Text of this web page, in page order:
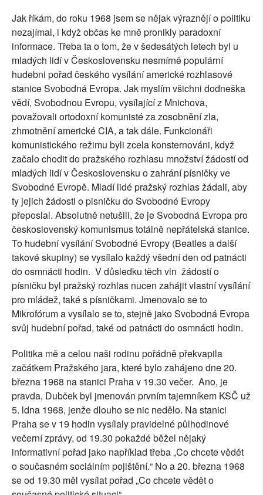
Jak říkám, do roku 1968 jsem se nějak výraznějí o politiku
nezajímal, i když občas ke mně pronikly paradoxní
informace. Třeba ta o tom, že v šedesátých letech byl u
mladých lidí v Československu nesmírně populární
hudebni pořad českého vysílání americké rozhlasové
stanice Svobodná Evropa. Jak myslím všichni dodneška
vědí, Svobodnou Evropu, vysílající z Mnichova,
považovali ortodoxní komunisté za zosobnění zla,
zhmotnění americké CIA, a tak dále. Funkcionáři
komunistického režimu byli zcela konsternováni, když
začalo chodit do pražského rozhlasu množství žádostí od
mladých lidí v Československu o zahrání písničky ve
Svobodné Evropě. Mladí lidé pražský rozhlas žádali, aby
ty jejich žádosti o pisničku do Svobodné Evropy
přeposlal. Absolutně netušili, že je Svobodná Evropa pro
československý komunismus totálně nepřátelská stanice.
To hudební vysílání Svobodné Evropy (Beatles a další
takové skupiny) se vysílalo každý všední den od patnácti
do osmnácti hodin. V důsledku těch vln žádostí o
písničku byl pražský rozhlas nucen zahájit vlastní vysílání
pro mládež, také s písničkami. Jmenovalo se to
Mikrofórum a vysílalo se to, stejně jako Svobodná Evropa
svůj hudební pořad, také od patnácti do osmnácti hodin.
Politika mě a celou naši rodinu pořádně překvapila
začátkem Pražského jara, které bylo zahájeno dne 20.
března 1968 na stanici Praha v 19.30 večer. Ano, je
pravda, Dubček byl jmenován prvním tajemníkem KSČ už
5. ldna 1968, jenže dlouho se nic nedělo. Na stanici
Praha se v 19 hodin vysílaly pravidelné půlhodinové
večerní zprávy, od 19.30 pokaždé běžel nějaký
informativní pořad jako například třeba „Co chcete vědět
o současném sociálním pojištění.“ No a 20. března 1968
se od 19.30 měl vysílat pořad „Co chcete vědět o